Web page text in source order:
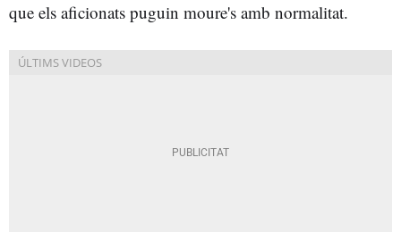
que els aficionats puguin moure's amb normalitat.